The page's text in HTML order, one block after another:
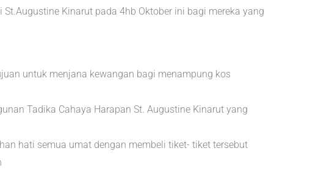
St.Augustine Kinarut pada 4hb Oktober ini bagi mereka yang
untuk menjana kewangan bagi menampung kos
Tadika Cahaya Harapan St. Augustine Kinarut yang
hati semua umat dengan membeli tiket- tiket tersebut